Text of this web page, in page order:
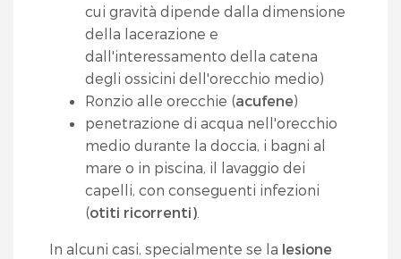
cui gravità dipende dalla dimensione
della lacerazione e
dall'interessamento della catena
degli ossicini dell'orecchio medio)
Ronzio alle orecchie (acufene)
penetrazione di acqua nell'orecchio
medio durante la doccia, i bagni al
mare o in piscina, il lavaggio dei
capelli, con conseguenti infezioni
(otiti ricorrenti)
In alcuni casi, specialmente se la lesione